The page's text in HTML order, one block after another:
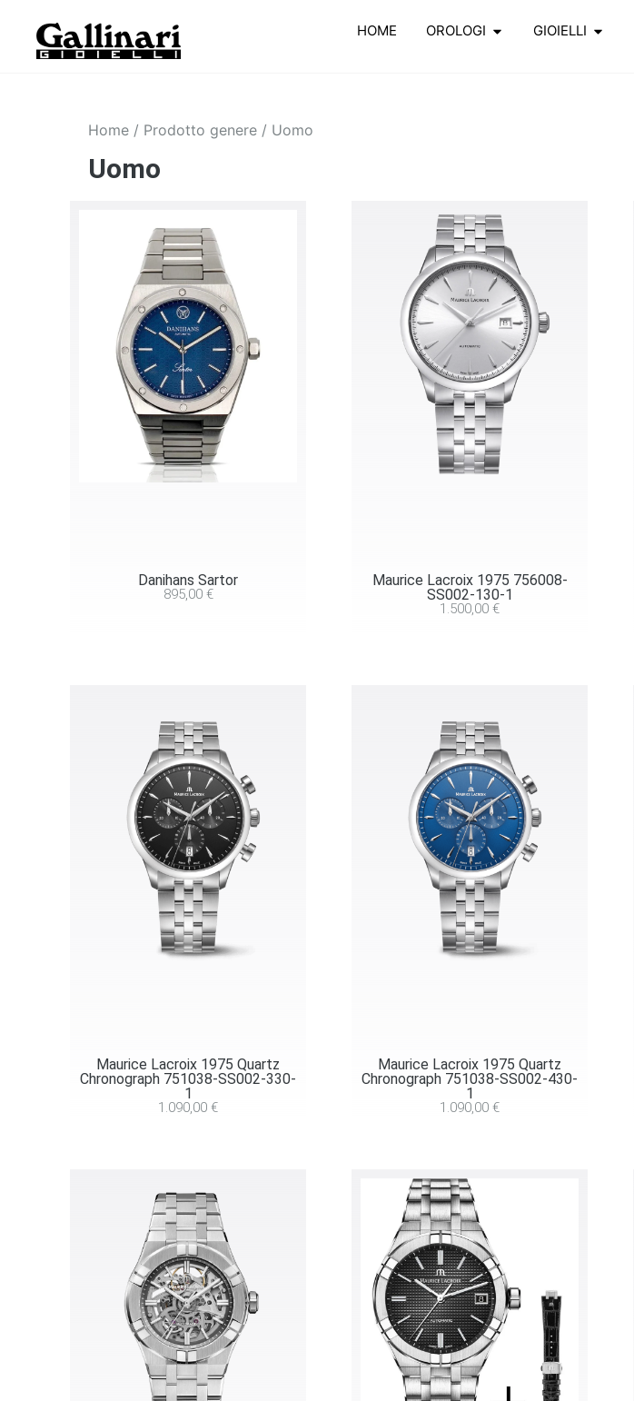
HOME OROLOGI GIOIELLI
Home / Prodotto genere / Uomo
Uomo
Danihans Sartor
895,00 €
Maurice Lacroix 1975 756008-
SS002-130-1
1.500,00€
Maurice Lacroix 1975 Quartz
Chronograph 751038-SS002-330-
1
1.090,00€
Maurice Lacroix 1975 Quartz
Chronograph 751038-SS002-430-
1
1.090,00€